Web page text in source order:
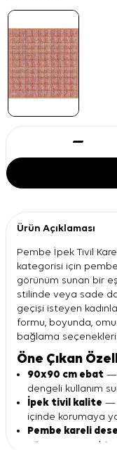
Ürün Açıklaması
Pembe İpek Tivil
kategorisi için
görünüm sunan bir
stilinde veya sade
geçişi isteyen
formu, boyunda,
bağlama seçenekleri
Öne Çıkan
90x90 cm ebat —
dengeli kullanım
İpek tivil kalite —
içinde korumaya
Pembe kareli
göz yormayan bir